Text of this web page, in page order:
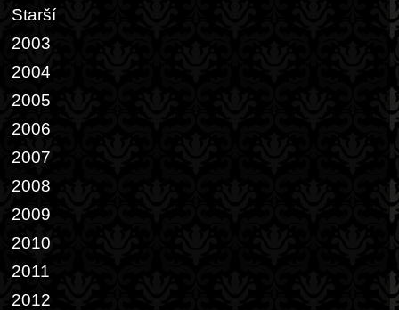
Starší
2003
2004
2005
2006
2007
2008
2009
2010
2011
2012